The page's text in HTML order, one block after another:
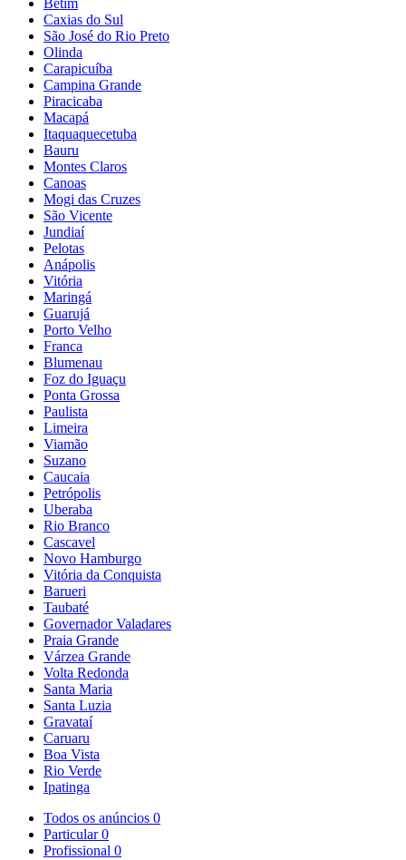
Betim
Caxias do Sul
São José do Rio Preto
Olinda
Carapicuíba
Campina Grande
Piracicaba
Macapá
Itaquaquecetuba
Bauru
Montes Claros
Canoas
Mogi das Cruzes
São Vicente
Jundiaí
Pelotas
Anápolis
Vitória
Maringá
Guarujá
Porto Velho
Franca
Blumenau
Foz do Iguaçu
Ponta Grossa
Paulista
Limeira
Viamão
Suzano
Caucaia
Petrópolis
Uberaba
Rio Branco
Cascavel
Novo Hamburgo
Vitória da Conquista
Barueri
Taubaté
Governador Valadares
Praia Grande
Várzea Grande
Volta Redonda
Santa Maria
Santa Luzia
Gravataí
Caruaru
Boa Vista
Rio Verde
Ipatinga
Todos os anúncios 0
Particular0
Profissional 0